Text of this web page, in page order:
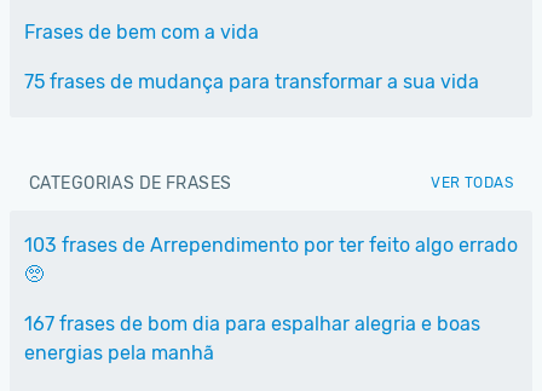
Frases de bem com a vida
75 frases de mudança para transformar a sua vida
CATEGORIAS DE FRASES VER TODAS
103 frases de Arrependimento por ter feito algo errado
🥺
167 frases de bom dia para espalhar alegria e boas
energias pela manhã